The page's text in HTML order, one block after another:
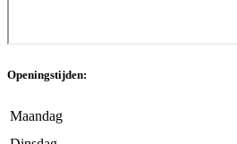
Openingstijden:
Maandag